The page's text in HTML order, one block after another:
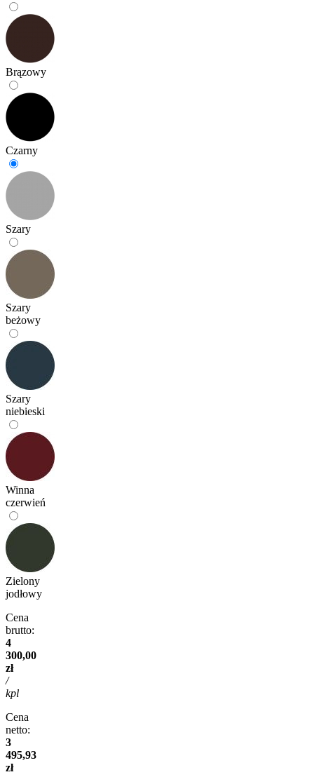
Brązowy
Czarny
Szary
Szary
beżowy
Szary
niebieski
Winna
czerwień
Zielony
jodłowy
Cena
brutto:
4
300,00
zł
/
kpl
Cena
netto:
3
495,93
zł